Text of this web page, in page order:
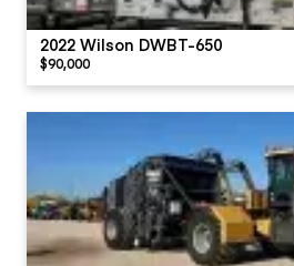
2022 Wilson DWBT-650
$90,000